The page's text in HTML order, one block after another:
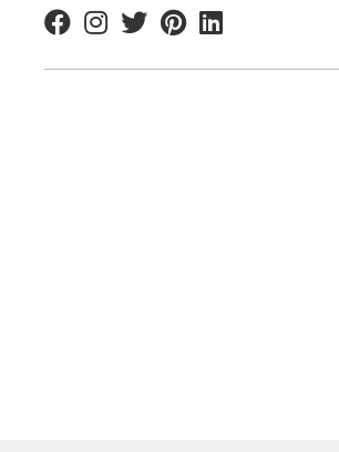
FacebookInstagram
TwitterPinterestLinkedin